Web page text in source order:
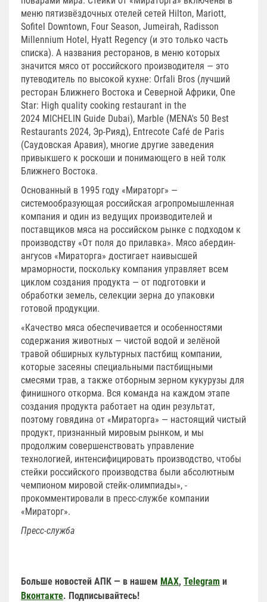
меню пятизвёздочных отелей сетей Hilton, Mariott,
Sofitel Downtown, Four Season, Jumeirah, Radisson
Millennium Hotel, Hyatt Regency (и это только часть
списка). А названия ресторанов, в меню которых
значится мясо от российского производителя — это
путеводитель по высокой кухне: Orfali Bros (лучший
ресторан Ближнего Востока и Северной Африки, One
Star: High quality cooking restaurant in the
2024 MICHELIN Guide Dubai), Marble (MENA's 50 Best
Restaurants 2024, Эр-Рияд), Entrecote Café de Paris
(Саудовская Аравия), многие другие заведения
привыкшего к роскоши и понимающего в ней толк
Ближнего Востока.
Основанный в 1995 году «Мираторг» —
системообразующая российская агропромышленная
компания и один из ведущих производителей и
поставщиков мяса на российском рынке с подходом к
производству «От поля до прилавка». Мясо абердин-
ангусов «Мираторга» достигает наивысшей
мраморности, поскольку компания управляет всем
циклом создания продукта — от подготовки и
обработки земель, селекции зерна до упаковки
готовой продукции.
«Качество мяса обеспечивается и особенностями
содержания животных — чистой водой и зелёной
травой обширных культурных пастбищ компании,
которые засеяны специальными пастбищными
смесями трав, а также отборным зерном кукурузы для
финишного откорма. Вся команда на каждом этапе
создания продукта работает на один результат,
поэтому говядина от «Мираторга» — настоящий чистый
продукт, признанный мировым рынком, и мы
продолжим совершенствовать управление
технологией, интенсифицировать производство, чтобы
стейки российского производства были абсолютным
чемпионом мировой стейк-олимпиады», -
прокомментировали в пресс-службе компании
«Мираторг».
Пресс-служба
Больше новостей АПК — в нашем MAX, Telegram и
Вконтакте. Подписывайтесь!